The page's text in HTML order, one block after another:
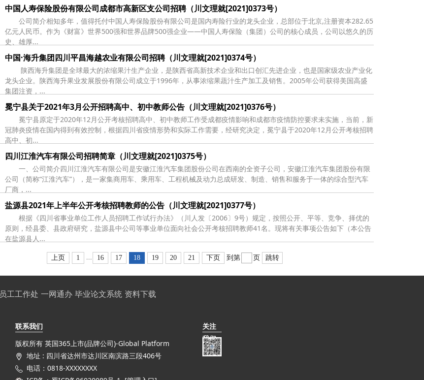
中国人寿保险股份有限公司成都市高新区支公司招聘（川文理就[2021]0373号）
公司简介相知多年，值得托付中国人寿保险股份有限公司是国内寿险行业的龙头企业，总部位于北京,注册资本282.65
亿元人民币。作为《财富》世界500强和世界品牌500强企业——中国人寿保险（集团）公司的核心成员，公司以悠久的历
史、雄厚...
中国·海升集团四川平昌海越农业有限公司招聘（川文理就[2021]0374号）
陕西海升集团是全球最大的浓缩果汁生产企业，是陕西省高新技术企业和出口创汇先进企业，也是国家级农业产业化
龙头企业。陕西海升果业发展股份有限公司成立于1996年，从事浓缩果蔬汁生产加工及销售。2005年公司获得美国高盛
集团注资，...
冕宁县关于2021年3月公开招聘高中、初中教师公告（川文理就[2021]0376号）
冕宁县原定于2020年12月公开考核招聘高中、初中教师工作受成都疫情影响和成都市疫情防控要求未实施，当前，新
冠肺炎疫情在国内得到有效控制，根据四川省疫情形势和实际工作需要，经研究决定，冕宁县于2020年12月公开考核招聘
高中、初...
四川江淮汽车有限公司招聘简章（川文理就[2021]0375号）
一、公司简介四川江淮汽车有限公司是安徽江淮汽车集团股份公司在西南的全资子公司，安徽江淮汽车集团股份有限
公司（简称“江淮汽车”），是一家集商用车、乘用车、工程机械及动力总成研发、制造、销售和服务于一体的综合型汽车
厂商，...
盐源县2021年上半年公开考核招聘教师的公告（川文理就[2021]0377号）
根据《四川省事业单位工作人员招聘工作试行办法》（川人发〔2006〕9号）规定，按照公开、平等、竞争、择优的
原则，经县委、县政府研究，盐源县中公司等事业单位面向社会公开考核招聘教师41名。现将有关事项公告如下（本公告
在盐源县人...
上页 1 ... 16 17 18 19 20 21 下页 到第 页 跳转
员工工作处 一网通办 毕业论文系统 资料下载
联系我们
版权所有 英国365上市(品牌公司)-Global Platform
地址 : 四川省达州市达川区南滨路三段406号
电话：0818-XXXXXXXX
关注
我们